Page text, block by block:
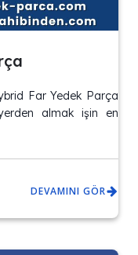
Far Yedek Parça
almak işin en
DEVAMINI GÖR